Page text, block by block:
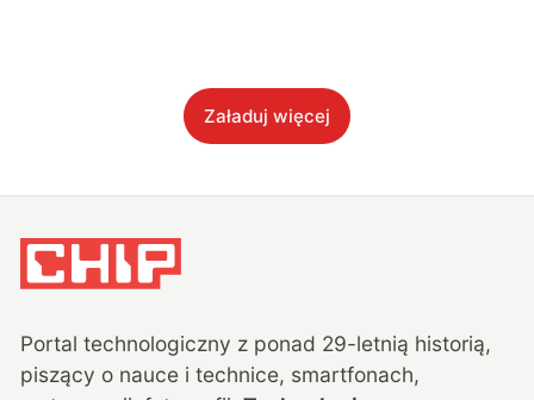
Załaduj więcej
Portal technologiczny z ponad 29-letnią historią,
piszący o nauce i technice, smartfonach,